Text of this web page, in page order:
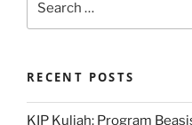
RECENT POSTS
KIP Kuliah: Program